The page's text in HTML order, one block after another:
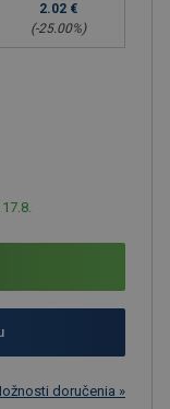
2.02 €
(-25.00%)
doručenia »